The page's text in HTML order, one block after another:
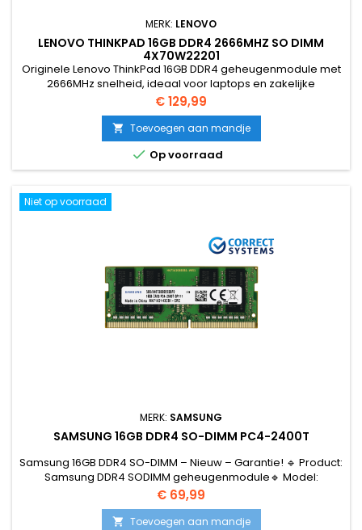
MERK: LENOVO
LENOVO THINKPAD 16GB DDR4 2666MHZ SO DIMM
4X70W22201
Originele Lenovo ThinkPad 16GB DDR4 geheugenmodule met
2666MHz snelheid, ideaal voor laptops en zakelijke
upgrades.
Prijs
€ 129,99
 Toevoegen aan mandje
 Op voorraad
Niet op voorraad
MERK: SAMSUNG
SAMSUNG 16GB DDR4 SO-DIMM PC4-2400T
Samsung 16GB DDR4 SO-DIMM – Nieuw – Garantie! 🔹 Product:
Samsung DDR4 SODIMM geheugenmodule🔹 Model:
M471A2K43CB1-CRC🔹 Capaciteit: 16GB🔹 Snelheid: PC4-
2400T (2400 MHz)🔹 Type: DDR4 SO-DIMM
(laptopgeheugen)🔹 Spanning: 1.2V🔹 Staat: Nieuw
Prijs
€ 69,99
 Toevoegen aan mandje